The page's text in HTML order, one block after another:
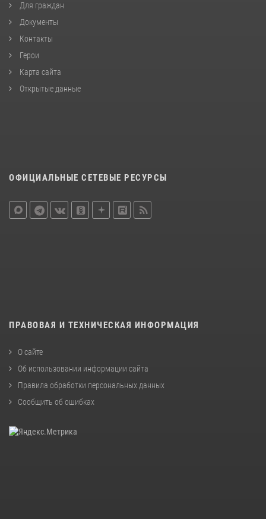
Для граждан
Документы
Контакты
Герои
Карта сайта
Открытые данные
ОФИЦИАЛЬНЫЕ СЕТЕВЫЕ РЕСУРСЫ
ПРАВОВАЯ И ТЕХНИЧЕСКАЯ ИНФОРМАЦИЯ
О сайте
Об использовании информации сайта
Правила обработки персональных данных
Сообщить об ошибках